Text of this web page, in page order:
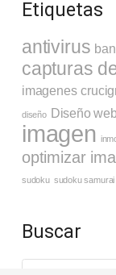
Etiquetas
antivirus
capturas
imagenes
diseño Diseño web
imagen
optimizar
sudoku sudoku samurai
Buscar